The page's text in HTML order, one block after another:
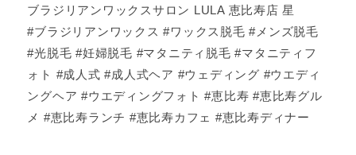
ブラジリアンワックスサロン LULA 恵比寿店 星
#ブラジリアンワックス #ワックス脱毛 #メンズ脱毛
#光脱毛 #妊婦脱毛 #マタニティ脱毛 #マタニティフ
ォト #成人式 #成人式ヘア #ウェディング #ウエディ
ングヘア #ウエディングフォト #恵比寿 #恵比寿グル
メ #恵比寿ランチ #恵比寿カフェ #恵比寿ディナー